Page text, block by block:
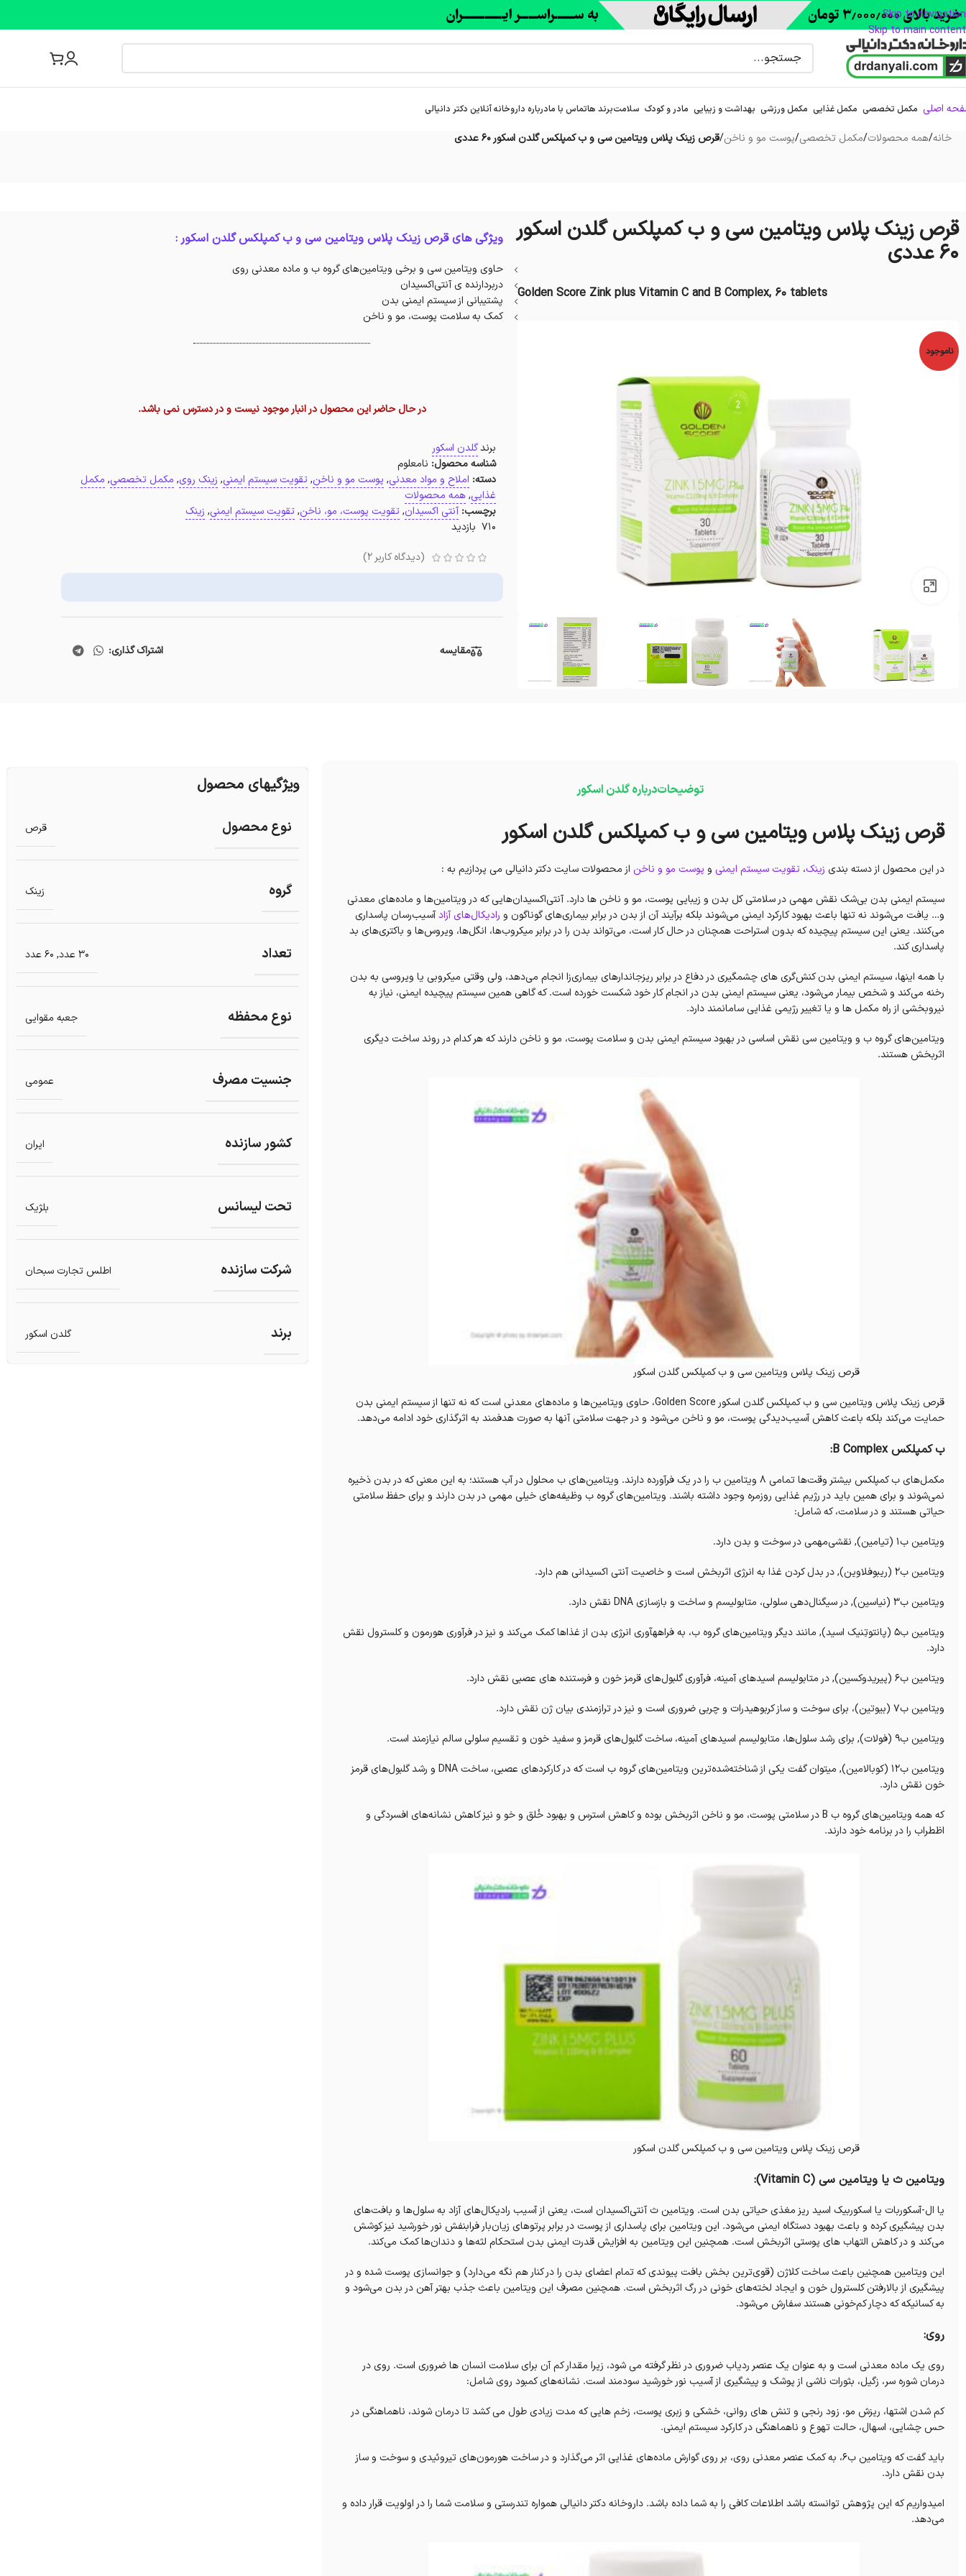
Skip to navigation
Skip to main content
اصلی مکمل تخصصی مکمل غذایی مکمل ورزشی بهداشت و زیبایی مادر و کودک سلامتبرند هاتماس با مادرباره‌ داروخانه آنلاین دکتر دانیالی
خانه/همه محصولات/مکمل تخصصی/پوست مو و ناخن/قرص زینک پلاس ویتامین سی و ب کمپلکس گلدن اسکور 60 عددی
قرص زینک پلاس ویتامین سی و ب کمپلکس گلدن اسکور
60 عددی
Golden Score Zink plus Vitamin C and B Complex, 60 tablets
ناموجود
بزرگنمایی تصویر
ویژگی های قرص زینک پلاس ویتامین سی و ب کمپلکس گلدن اسکور :
حاوی ویتامین سی و برخی ویتامین‌های گروه ب و ماده معدنی روی
دربردارنده ی آنتی‌اکسیدان
پشتیبانی از سیستم ایمنی بدن
کمک به سلامت پوست، مو و ناخن
در حال حاضر این محصول در انبار موجود نیست و در دسترس نمی باشد.
برندگلدن اسکور
شناسه محصول: نامعلوم
دسته: املاح و مواد معدنی, پوست مو و ناخن, تقویت سیستم ایمنی, زینک روی, مکمل تخصصی, مکمل
غذایی, همه محصولات
برچسب: آنتی اکسیدان, تقویت پوست، مو، ناخن, تقویت سیستم ایمنی, زینک
710 بازدید
(دیدگاه کاربر2
)
مقایسه اشتراک گذاری:
توضیحاتدرباره گلدن اسکور
قرص زینک پلاس ویتامین سی و ب کمپلکس گلدن اسکور
در این محصول از دسته بندی زینک، تقویت سیستم ایمنی و پوست مو و ناخن از محصولات سایت دکتر دانیالی می پردازیم به :
سیستم ایمنی بدن بی‌شک نقش مهمی در سلامتی کل بدن و زیبایی پوست، مو و ناخن ها دارد. آنتی‌اکسیدان‌هایی که در ویتامین‌ها و ماده‌های معدنی
و… یافت می‌شوند نه تنها باعث بهبود کارکرد ایمنی می‌شوند بلکه برآیند آن از بدن در برابر بیماری‌های گوناگون و رادیکال‌های آزادآسیب‌رسان پاسداری
می‌کنند. یعنی این سیستم پیچیده که بدون استراحت همچنان در حال کار است، می‌تواند بدن را در برابر میکروب‌ها، انگل‌ها، ویروس‌ها و باکتری‌های بد
پاسداری کند.
با همه اینها، سیستم ایمنی بدن کنش‌گری های چشمگیری در دفاع در برابر ریزجاندارهای بیماری‌زا انجام می‌دهد، ولی وقتی میکروبی یا ویروسی به بدن
رخنه می‌کند و شخص بیمار می‌شود، یعنی سیستم ایمنی بدن در انجام کار خود شکست خورده است. که گاهی همین سیستم پیچیده ایمنی، نیاز به
نیروبخشی از راه مکمل ها و یا تغییر رژیمی غذایی سامانمند دارد.
ویتامین‌های گروه ب و ویتامین سی نقش اساسی در بهبود سیستم ایمنی بدن و سلامت پوست، مو و ناخن دارند که هر کدام در روند ساخت دیگری
اثربخش هستند.
قرص زینک پلاس ویتامین سی و ب کمپلکس گلدن اسکور
قرص زینک پلاس ویتامین سی و ب کمپلکس گلدن اسکور Golden Score، حاوی ویتامین‌ها و ماده‌های معدنی است که نه تنها از سیستم ایمنی بدن
حمایت می‌کند بلکه باعث کاهش آسیب‌دیدگی پوست، مو و ناخن می‌شود و در جهت سلامتی آنها به صورت هدفمند به اثرگذاری خود ادامه می‌دهد.
ب کمپلکس B Complex:
مکمل‌های ب کمپلکس بیشتر وقت‌ها تمامی ۸ ویتامین ب را در یک فرآورده دارند. ویتامین‌های ب محلول در آب هستند؛ به این معنی که در بدن ذخیره
نمی‌شوند و برای همین باید در رژیم غذایی روزمره‌ وجود داشته باشند. ویتامین‌های گروه ب وظیفه‌های خیلی مهمی در بدن دارند و برای حفظ سلامتی‌
حیاتی‌‌ هستند و در سلامت، که شامل:
ویتامین ب۱ (تیامین), نقشی‌مهمی در سوخت و بدن دارد.
ویتامین ب۲ (ریبوفلاوین), در بدل کردن غذا به انرژی اثربخش‌ است و خاصیت آنتی اکسیدانی هم دارد.
ویتامین ب۳ (نیاسین), در سیگنال‌دهی سلولی، متابولیسم و ساخت و بازسازی DNA نقش دارد.
ویتامین ب۵ (پانتوتِنیک اسید), مانند دیگر ویتامین‌های گروه ب، به فراههآوری انرژی بدن از غذاها کمک می‌کند و نیز در فرآوری هورمون و کلسترول نقش
دارد.
ویتامین ب۶ (پیریدوکسین), در متابولیسم اسیدهای آمینه، فرآوری گلبول‌های قرمز خون و فرستنده های عصبی نقش دارد.
ویتامین ب۷ (بیوتین)، برای سوخت و ساز کربوهیدرات‌ و چربی ضروری است و نیز در ترازمندی بیان ژن نقش دارد.
ویتامین ب۹ (فولات), برای رشد سلول‌ها، متابولیسم اسیدهای آمینه، ساخت گلبول‌های قرمز و سفید خون و تقسیم سلولی سالم نیازمند است.
ویتامین ب۱۲ (کوبالامین), میتوان گفت یکی از شناخته‌شده‌ترین ویتامین‌های گروه ب است که در کارکردهای عصبی، ساخت DNA و رشد گلبول‌های قرمز
خون نقش دارد.
که همه ویتامین‌های گروه ب B در سلامتی‌ پوست، مو و ناخن اثربخش بوده و کاهش استرس و بهبود خُلق و خو و نیز کاهش نشانه‌های افسردگی‌ و
اظطراب را در برنامه خود دارند.
قرص زینک پلاس ویتامین سی و ب کمپلکس گلدن اسکور
ویتامین ث یا ویتامین سی (Vitamin C):
یا ال-آسکوربات یا اسکوربیک اسید ریز مغذی حیاتی بدن است. ویتامین ث آنتی‌اکسیدان است، یعنی از آسیب رادیکال‌های آزاد به سلول‌ها و بافت‌های
بدن پیشگیری کرده و باعث بهبود دستگاه ایمنی می‌شود. این ویتامین برای پاسداری از پوست در برابر پرتوهای زیان‌بار فرابنفش نور خورشید نیز کوشش
می‌کند و در کاهش التهاب های پوستی اثربخش است. همچنین این ویتامین به افزایش قدرت ایمنی بدن استحکام لثه‌ها و دندان‌ها کمک می‌کند.
این ویتامین همچنین باعث ساخت کلاژن (قوی‌ترین بخش بافت پیوندی که تمام اعضای بدن را در کنار هم نگه می‌دارد) و‌ جوانسازی پوست شده و در
پیشگیری از بالارفتن کلسترول خون و ایجاد لخته‌های خونی در رگ اثربخش‌ است. همچنین مصرف این ویتامین باعث جذب بهتر آهن در بدن می‌شود و
به کسانیکه که دچار کم‌خونی هستند سفارش می‌شود.
روی:
روی یک ماده معدنی است و به عنوان یک عنصر ردیاب ضروری در نظر گرفته می شود، زیرا مقدار کم آن برای سلامت انسان ها ضروری است. روی در
درمان شوره سر، زگیل، بثورات ناشی از پوشک و پیشگیری از آسیب نور خورشید سودمند است. نشانه‌های کمبود روی شامل:
کم شدن اشتها، ریزش مو، زود رنجی و تنش های روانی، خشکی و زبری پوست، زخم هایی که مدت زیادی طول می کشد تا درمان شوند، ناهماهنگی در
حس چشایی، اسهال، حالت تهوع و ناهماهنگی در کارکرد سیستم ایمنی.
باید گفت که ویتامین ب۶، به کمک عنصر معدنی روی، بر روی گوارش ماده‌های غذایی اثر می‌گذارد و در ساخت هورمون‌های تیروئیدی و سوخت و ساز
بدن نقش دارد.
امیدواریم که این پژوهش توانسته باشد اطلاعات کافی را به شما داده باشد. داروخانه دکتر دانیالی همواره تندرستی و سلامت شما را در اولویت قرار داده و
می‌دهد.
ویژگیهای محصول
نوع محصول قرص
گروه زینک
تعداد 30 عدد , 60 عدد
نوع محفظه جعبه مقوایی
جنسیت مصرف عمومی
کشور سازنده ایران
تحت لیسانس بلژيک
شرکت سازنده اطلس تجارت سبحان
برند گلدن اسکور